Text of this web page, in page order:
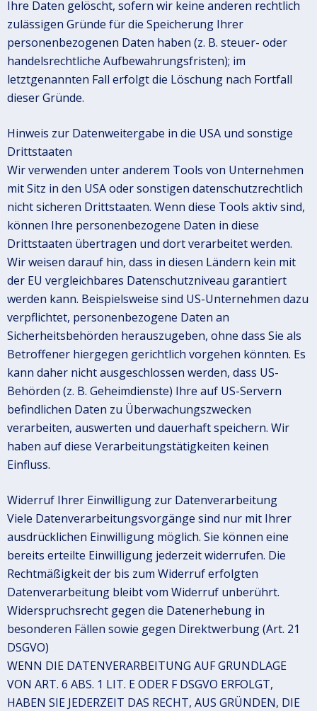
Ihre Daten gelöscht, sofern wir keine anderen rechtlich
zulässigen Gründe für die Speicherung Ihrer
personenbezogenen Daten haben (z. B. steuer- oder
handelsrechtliche Aufbewahrungsfristen); im
letztgenannten Fall erfolgt die Löschung nach Fortfall
dieser Gründe.
Hinweis zur Datenweitergabe in die USA und sonstige
Drittstaaten
Wir verwenden unter anderem Tools von Unternehmen
mit Sitz in den USA oder sonstigen datenschutzrechtlich
nicht sicheren Drittstaaten. Wenn diese Tools aktiv sind,
können Ihre personenbezogene Daten in diese
Drittstaaten übertragen und dort verarbeitet werden.
Wir weisen darauf hin, dass in diesen Ländern kein mit
der EU vergleichbares Datenschutzniveau garantiert
werden kann. Beispielsweise sind US-Unternehmen dazu
verpflichtet, personenbezogene Daten an
Sicherheitsbehörden herauszugeben, ohne dass Sie als
Betroffener hiergegen gerichtlich vorgehen könnten. Es
kann daher nicht ausgeschlossen werden, dass US-
Behörden (z. B. Geheimdienste) Ihre auf US-Servern
befindlichen Daten zu Überwachungszwecken
verarbeiten, auswerten und dauerhaft speichern. Wir
haben auf diese Verarbeitungstätigkeiten keinen
Einfluss.
Widerruf Ihrer Einwilligung zur Datenverarbeitung
Viele Datenverarbeitungsvorgänge sind nur mit Ihrer
ausdrücklichen Einwilligung möglich. Sie können eine
bereits erteilte Einwilligung jederzeit widerrufen. Die
Rechtmäßigkeit der bis zum Widerruf erfolgten
Datenverarbeitung bleibt vom Widerruf unberührt.
Widerspruchsrecht gegen die Datenerhebung in
besonderen Fällen sowie gegen Direktwerbung (Art. 21
DSGVO)
WENN DIE DATENVERARBEITUNG AUF GRUNDLAGE
VON ART. 6 ABS. 1 LIT. E ODER F DSGVO ERFOLGT,
HABEN SIE JEDERZEIT DAS RECHT, AUS GRÜNDEN, DIE